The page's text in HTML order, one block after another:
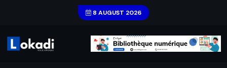
8 AUGUST 2026